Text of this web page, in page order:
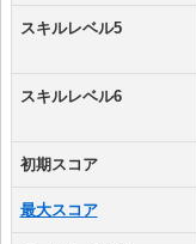
スキルレベル5
スキルレベル6
初期スコア
最大スコア